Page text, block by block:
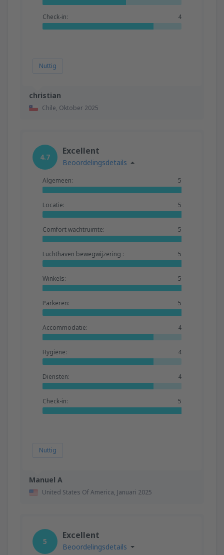
christian
Chile, Oktober 2025
Check-in: 4
Nuttig
Manuel A
United States Of America, Januari 2025
4.7
Excellent
Beoordelingsdetails
Algemeen: 5
Locatie: 5
Comfort wachtruimte: 5
Luchthaven bewegwijzering : 5
Winkels: 5
Parkeren: 5
Accommodatie: 4
Hygiëne: 4
Diensten: 4
Check-in: 5
Nuttig
5
Excellent
Beoordelingsdetails